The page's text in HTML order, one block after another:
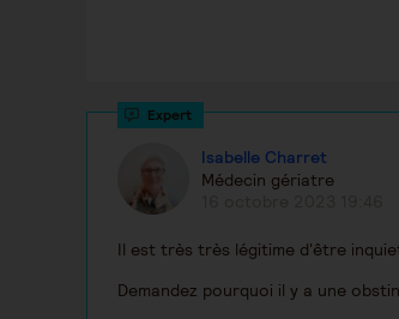
Isabelle Charret
Médecin gériatre
Il est très très légitime d'être
Demandez pourquoi il y a une